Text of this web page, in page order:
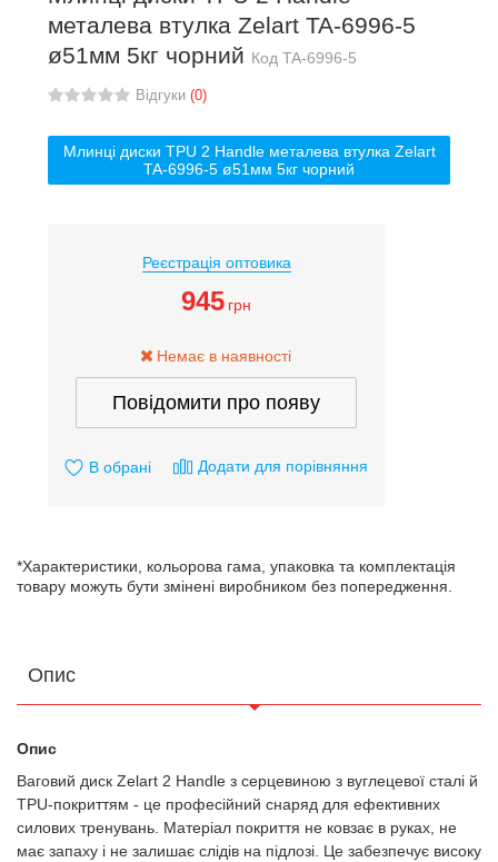
металева втулка Zelart TA-6996-5
ø51мм 5кг чорний Код TA-6996-5
Відгуки (0)
Млинці диски TPU 2 Handle металева втулка Zelart
TA-6996-5 ø51мм 5кг чорний
Реєстрація оптовика
945 грн
Немає в наявності
Повідомити про появу
В обрані Додати для порівняння
*Характеристики, кольорова гама, упаковка та комплектація
товару можуть бути змінені виробником без попередження.
Опис
Опис
Ваговий диск Zelart 2 Handle з серцевиною з вуглецевої сталі й
TPU-покриттям - це професійний снаряд для ефективних
силових тренувань. Матеріал покриття не ковзає в руках, не
має запаху і не залишає слідів на підлозі. Це забезпечує високу